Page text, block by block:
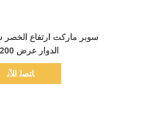
سوبر ماركت ارتفاع الخصر
الدوار عرض 1200 مم
ﺎﺘﺼﻟ ﺍﻶﻧ